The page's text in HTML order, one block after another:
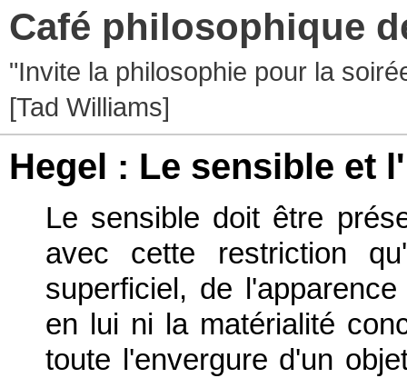
Café philosophique
"Invite la philosophie pour la
[Tad Williams]
Hegel : Le sensible et
Le sensible doit être
avec cette restriction
superficiel, de
en lui ni la matérialité
toute l'envergure d'un